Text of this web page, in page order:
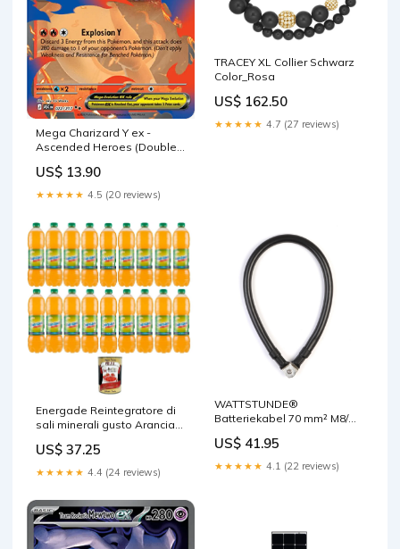
Mega Charizard Y ex -
Ascended Heroes (Double
US$ 13.90
★★★★★ 4.5 (20 reviews)
TRACEY XL Collier Schwarz
Color_Rosa
US$ 162.50
★★★★★ 4.7 (27 reviews)
Energade Reintegratore di
sali minerali gusto Arancia
Ergänzungsmittel mit
Orangengeschmac 18x150
cl italienisch Original
US$ 37.25
★★★★★ 4.4 (24 reviews)
WATTSTUNDE®
Batteriekabel 70 mm² M8/M8
US$ 41.95
★★★★★ 4.1 (22 reviews)